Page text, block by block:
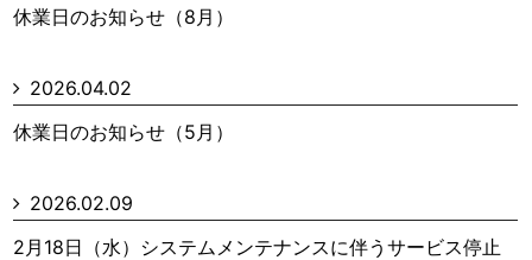
休業日のお知らせ（8月）
2026.04.02
休業日のお知らせ（5月）
2026.02.09
2月18日（水）システムメンテナンスに伴うサービス停止